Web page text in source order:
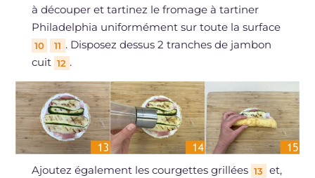
à découper et tartinez le fromage à tartiner
Philadelphia uniformément sur toute la surface
10 11 . Disposez dessus 2 tranches de jambon
cuit 12 .
Ajoutez également les courgettes grillées 13
et,